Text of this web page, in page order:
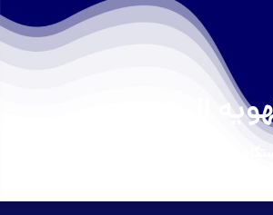
البرز
های تهویه مطبوع